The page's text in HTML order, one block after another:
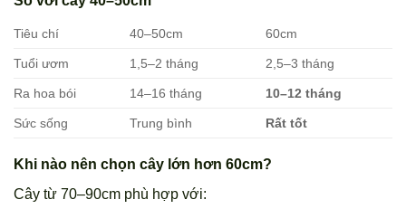
Tiêu chí 40–50cm 60cm
Tuổi ươm 1,5–2 tháng 2,5–3 tháng
Ra hoa bói 14–16 tháng 10–12 tháng
Sức sống Trung bình Rất tốt
Khi nào nên chọn cây lớn hơn 60cm?
Cây từ 70–90cm phù hợp với: